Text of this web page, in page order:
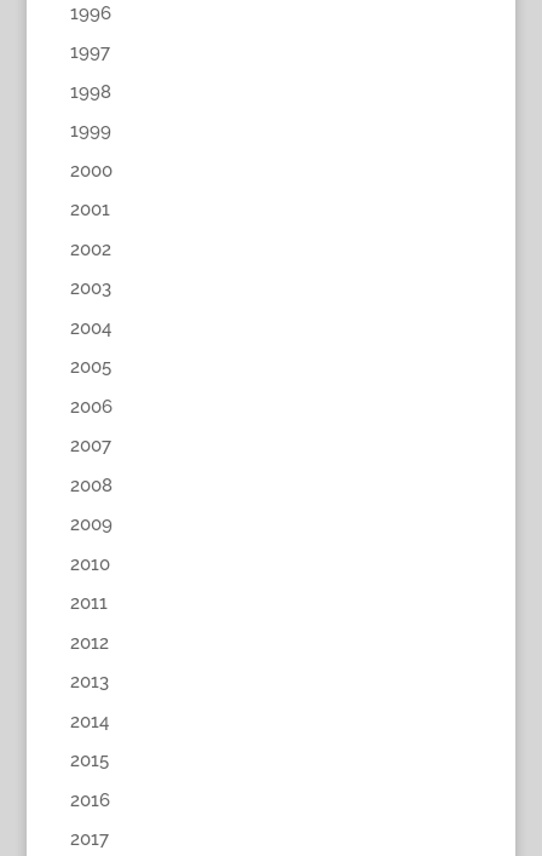
1996
1997
1998
1999
2000
2001
2002
2003
2004
2005
2006
2007
2008
2009
2010
2011
2012
2013
2014
2015
2016
2017